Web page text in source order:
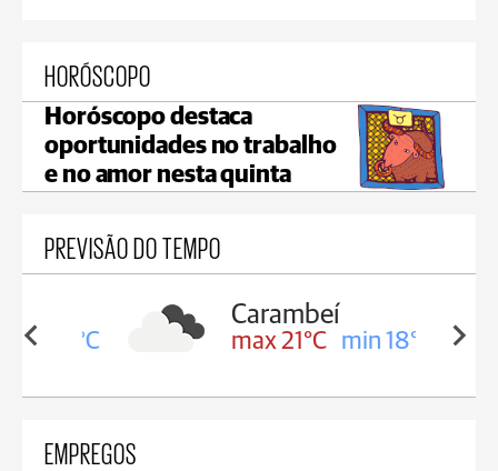
HORÓSCOPO
Horóscopo destaca
oportunidades no trabalho
e no amor nesta quinta
PREVISÃO DO TEMPO
19°C
Carambeí
max 21°C min 18°C
EMPREGOS